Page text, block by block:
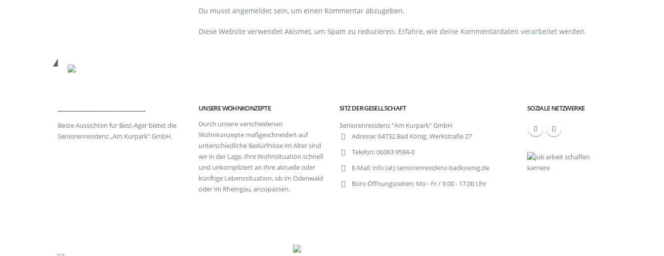
Du musst angemeldet sein, um einen Kommentar abzugeben.
Diese Website verwendet Akismet, um Spam zu reduzieren. Erfahre, wie deine Kommentardaten verarbeitet werden.
Beste Aussichten für Best-Ager bietet die
Seniorenresidenz „Am Kurpark“ GmbH.
UNSERE WOHNKONZEPTE
Durch unsere verschiedenen
Wohnkonzepte maßgeschneidert auf
unterschiedliche Bedürfnisse im Alter sind
wir in der Lage, Ihre Wohnsituation schnell
und unkompliziert an Ihre aktuelle oder
künftige Lebenssituation, ob im Odenwald
oder im Rheingau, anzupassen.
SITZ DER GESELLSCHAFT
Seniorenresidenz "Am Kurpark" GmbH
Adresse:64732 Bad König, Werkstraße 27
Telefon:06063 9594-0
E-Mail: info (at) seniorenresidenz-badkoenig.de
Büro Öffnungszeiten: Mo - Fr / 9.00 - 17.00 Uhr
SOZIALE NETZWERKE